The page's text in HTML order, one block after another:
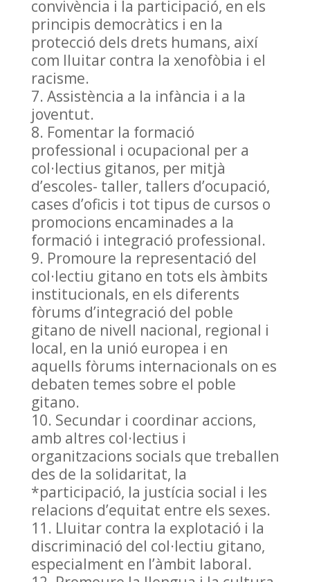
convivència i la participació, en els
principis democràtics i en la
protecció dels drets humans, així
com lluitar contra la xenofòbia i el
racisme.
Assistència a la infància i a la
joventut.
Fomentar la formació
professional i ocupacional per a
col·lectius gitanos, per mitjà
d’escoles- taller, tallers d’ocupació,
cases d’oficis i tot tipus de cursos o
promocions encaminades a la
formació i integració professional.
Promoure la representació del
col·lectiu gitano en tots els àmbits
institucionals, en els diferents
fòrums d’integració del poble
gitano de nivell nacional, regional i
local, en la unió europea i en
aquells fòrums internacionals on es
debaten temes sobre el poble
gitano.
Secundar i coordinar accions,
amb altres col·lectius i
organitzacions socials que treballen
des de la solidaritat, la
*participació, la justícia social i les
relacions d’equitat entre els sexes.
Lluitar contra la explotació i la
discriminació del col·lectiu gitano,
especialment en l’àmbit laboral.